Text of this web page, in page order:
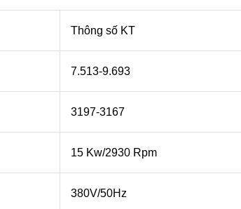
Thông số KT
7.513-9.693
3197-3167
15 Kw/2930 Rpm
380V/50Hz